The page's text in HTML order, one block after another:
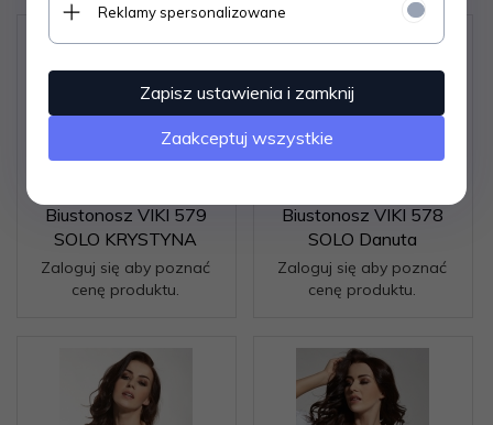
Biustonosz VIKI 579
SOLO KRYSTYNA
Zaloguj się aby poznać
cenę produktu.
Biustonosz VIKI 578
SOLO Danuta
Zaloguj się aby poznać
cenę produktu.
Reklamy spersonalizowane
Zapisz ustawienia i zamknij
Zaakceptuj wszystkie